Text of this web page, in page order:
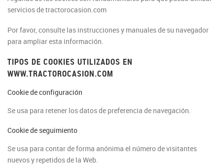
servicios de tractorocasion.com
Por favor, consulte las instrucciones y manuales de su navegador
para ampliar esta información.
TIPOS DE COOKIES UTILIZADOS EN
WWW.TRACTOROCASION.COM
Cookie de configuración
Se usa para retener los datos de preferencia de navegación.
Cookie de seguimiento
Se usa para contar de forma anónima el número de visitantes
nuevos y repetidos de la Web.